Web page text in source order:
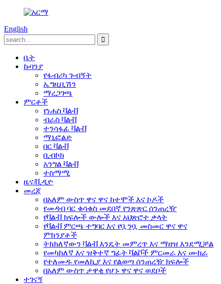
English
ቤት
ኩባንያ
የፋብሪካ ጉብኝት
ኤግዚቢሽን
ማረጋገጫ
ምርቶች
የነሐስ ቫልቭ
ብራስ ቫልቭ
ተንሳፋፊ ቫልቭ
ማኒፎልድ
በር ቫልቭ
ቢብኮክ
አንግል ቫልቭ
ተስማሚ
ዜና/ቪዲዮ
መረጃ
በአለም ውስጥ ዋና ዋና ከተሞች እና ኮዶች
የመዳብ ባር ቁሳቁስ መደበኛ የንጽጽር ሰንጠረዥ
የቫልቭ ክፍሎች ውሎች እና አህጽሮተ ቃላት
የቫልቭ ምርጫ ተግባር እና የቧንቧ መስመር ዋና ዋና
ምክንያቶች
ትክክለኛውን ቫልቭ እንዴት መምረጥ እና ማዘዝ እንደሚቻል
የመካከለኛ እና ዝቅተኛ ግፊት ቫልቮች ምርመራ እና ሙከራ
የተለመዱ የመለኪያ እና የልወጣ ሰንጠረዥ ክፍሎች
በአለም ውስጥ ታዋቂ የሆኑ ዋና ዋና ወደቦች
ተገናኝ